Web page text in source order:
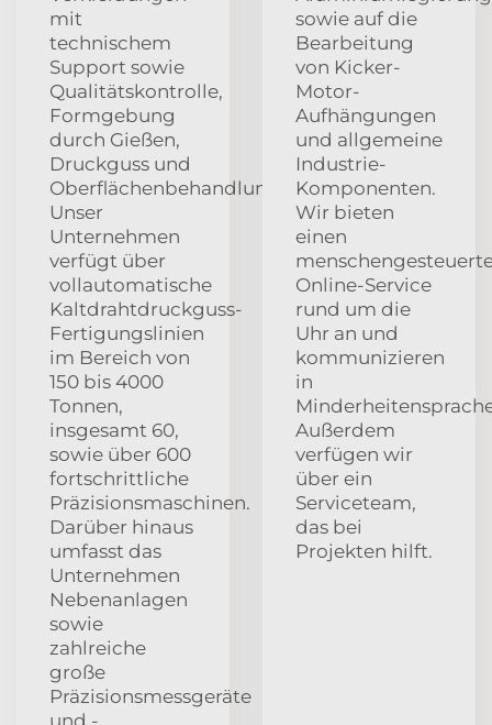
mit
technischem
Support sowie
Qualitätskontrolle,
Formgebung
durch Gießen,
Druckguss und
Oberflächenbehandlung.
Unser
Unternehmen
verfügt über
vollautomatische
Kaltdrahtdruckguss-
Fertigungslinien
im Bereich von
150 bis 4000
Tonnen,
insgesamt 60,
sowie über 600
fortschrittliche
Präzisionsmaschinen.
Darüber hinaus
umfasst das
Unternehmen
Nebenanlagen
sowie
zahlreiche
große
Präzisionsmessgeräte
und -
sowie auf die
Bearbeitung
von Kicker-
Motor-
Aufhängungen
und allgemeine
Industrie-
Komponenten.
Wir bieten
einen
Online-Service
rund um die
Uhr an und
kommunizieren
in
Außerdem
verfügen wir
über ein
Serviceteam,
das bei
Projekten hilft.